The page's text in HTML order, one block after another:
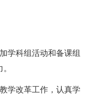
学科组活动和备课组
学改革工作，认真学